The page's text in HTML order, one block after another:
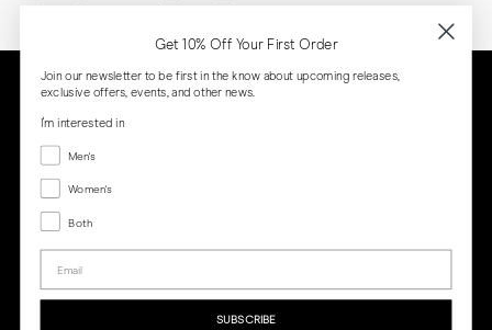
Get 10% Off Your First Order
Join our newsletter to be first in the know about upcoming releases,
exclusive offers, events, and other news.
I'm interested in
Menswear
Men's
Women's
Women's
Both
Both
Email
SUBSCRIBE